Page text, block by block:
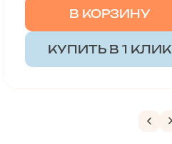
В КОРЗИНУ
КУПИТЬ В 1 КЛИК